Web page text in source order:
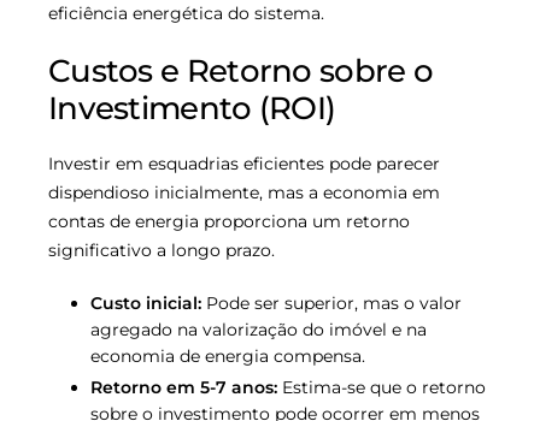
eficiência energética do sistema.
Custos e Retorno sobre o
Investimento (ROI)
Investir em esquadrias eficientes pode parecer
dispendioso inicialmente, mas a economia em
contas de energia proporciona um retorno
significativo a longo prazo.
Custo inicial: Pode ser superior, mas o valor
agregado na valorização do imóvel e na
economia de energia compensa.
Retorno em 5-7 anos: Estima-se que o retorno
sobre o investimento pode ocorrer em menos